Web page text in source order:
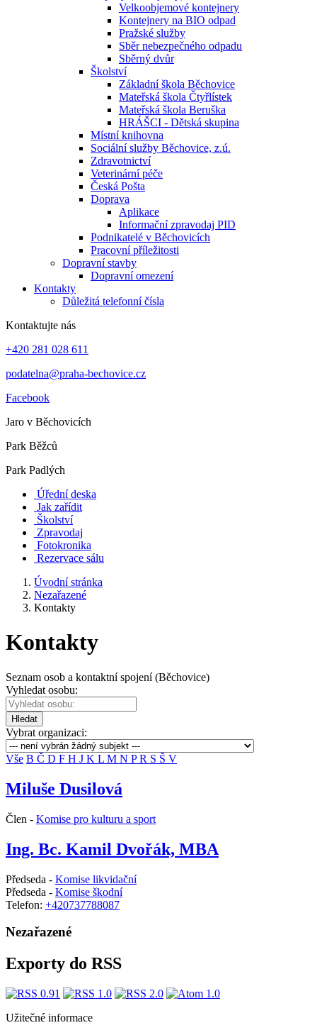
Velkoobjemové kontejnery
Kontejnery na BIO odpad
Pražské služby
Sběr nebezpečného odpadu
Sběrný dvůr
Školství
Základní škola Běchovice
Mateřská škola Čtyřlístek
Mateřská škola Beruška
HRÁŠCI - Dětská skupina
Místní knihovna
Sociální služby Běchovice, z.ú.
Zdravotnictví
Veterinární péče
Česká Pošta
Doprava
Aplikace
Informační zpravodaj PID
Podnikatelé v Běchovicích
Pracovní příležitosti
Dopravní stavby
Dopravní omezení
Kontakty
Důležitá telefonní čísla
Kontaktujte nás
+420 281 028 611
podatelna@praha-bechovice.cz
Facebook
Jaro v Běchovicích
Park Běžců
Park Padlých
Úřední deska
Jak zařídit
Školství
Zpravodaj
Fotokronika
Rezervace sálu
Úvodní stránka
Nezařazené
Kontakty
Kontakty
Seznam osob a kontaktní spojení (Běchovice)
Vyhledat osobu:
Hledat
Vybrat organizaci:
Vše B Č D F H J K L M N PR S Š V
Miluše Dusilová
Člen - Komise pro kulturu a sport
Ing. Bc. Kamil Dvořák, MBA
Předseda - Komise likvidační
Předseda - Komise škodní
Telefon: +420737788087
Nezařazené
Exporty do RSS
Užitečné informace